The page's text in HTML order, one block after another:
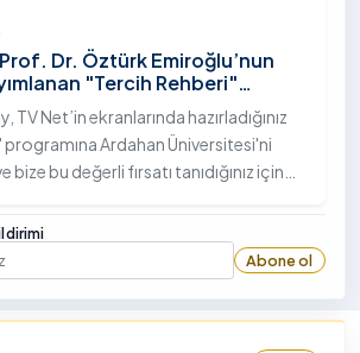
Dr. Öztürk Emiroğlu’nun
"Tercih Rehberi"
Röportajı
TV Net’in ekranlarında hazırladığınız
programına Ardahan Üniversitesi'ni
bu değerli fırsatı tanıdığınız için
Abone ol